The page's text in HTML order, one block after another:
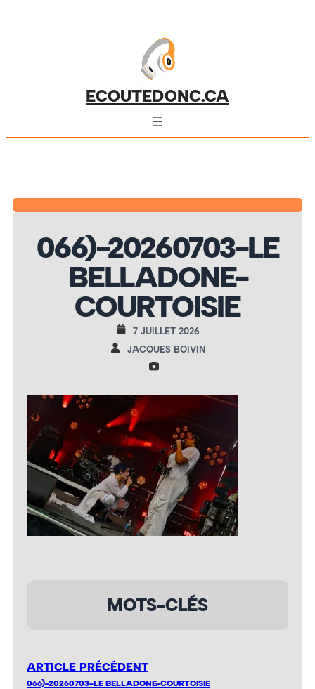
ECOUTEDONC.CA
066)-20260703-LE
BELLADONE-
COURTOISIE
7 JUILLET 2026
JACQUES BOIVIN
MOTS-CLÉS
ARTICLE PRÉCÉDENT
066)-20260703-LE BELLADONE-COURTOISIE